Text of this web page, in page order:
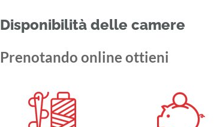
Disponibilità delle camere
Prenotando online ottieni